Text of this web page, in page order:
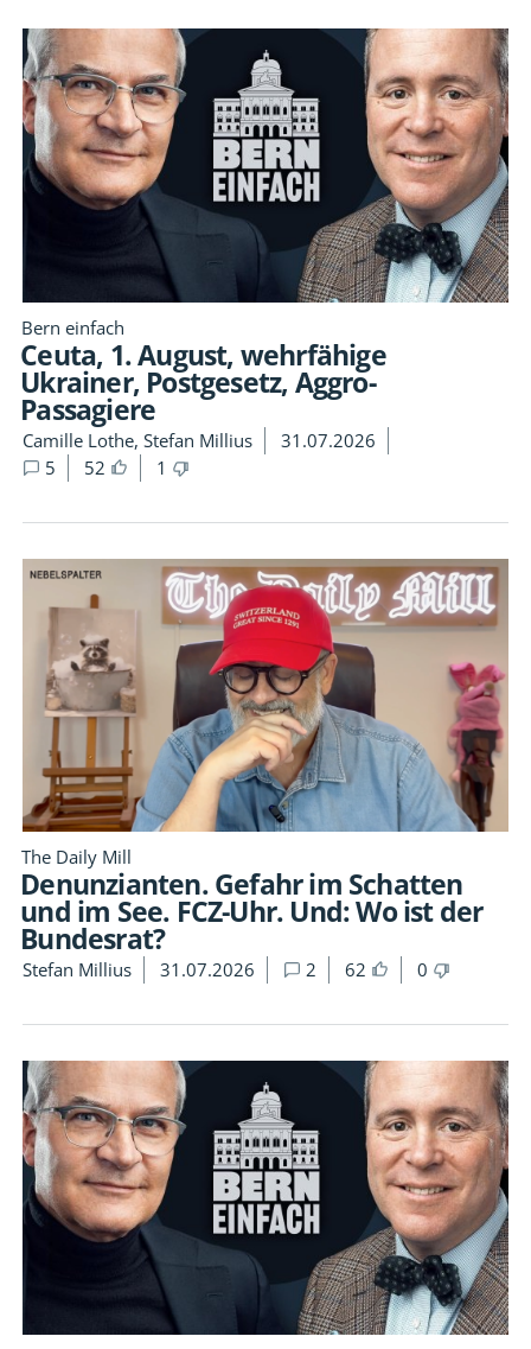
Bern einfach
Ceuta, 1. August, wehrfähige
Ukrainer, Postgesetz, Aggro-
Passagiere
Camille Lothe, Stefan Millius
31.07.2026
5
52 1
The Daily Mill
Denunzianten. Gefahr im Schatten
und im See. FCZ-Uhr. Und: Wo ist der
Bundesrat?
Stefan Millius 31.07.2026 2 62 0